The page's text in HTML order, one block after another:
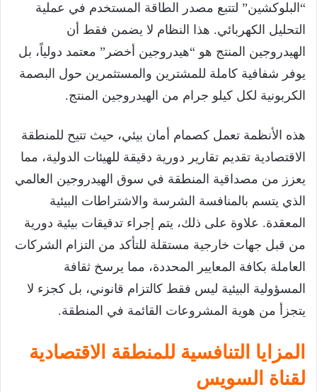
“البلوكشين” لتتبع مصدر الطاقة المستخدم في عملية
التحليل الكهربائي. هذا النظام لا يضمن فقط أن
الهيدروجين المنتج هو “هيدروجين أخضر” معتمد دولياً، بل
يوفر شفافية كاملة للمشترين والمستثمرين حول البصمة
الكربونية لكل كيلو جرام من الهيدروجين المنتج.
هذه الأنظمة تعمل كصمام أمان بيئي، حيث تتيح للمنطقة
الاقتصادية تقديم تقارير دورية دقيقة للهيئات الدولية، مما
يعزز من مصداقية المنطقة في سوق الهيدروجين العالمي
الذي يتسم بالمنافسة الشرسة والاشتراطات البيئية
المعقدة. علاوة على ذلك، يتم إجراء تدقيقات بيئية دورية
من قبل جهات خارجية مستقلة للتأكد من التزام الشركات
العاملة بكافة المعايير المحددة، مما يرسخ ثقافة
المسؤولية البيئية ليس فقط كالتزام قانوني، بل كجزء لا
يتجزأ من هوية المشروعات القائمة في المنطقة.
المزايا التنافسية للمنطقة الاقتصادية
لقناة السويس